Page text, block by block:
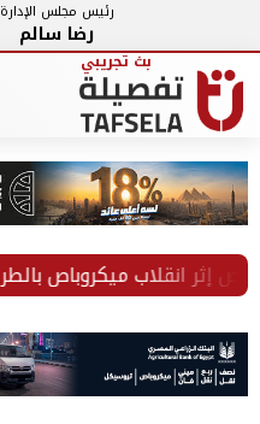
رئيس مجلس الإدارة
رضا سالم